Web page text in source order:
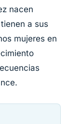
nacen
a sus
mujeres en